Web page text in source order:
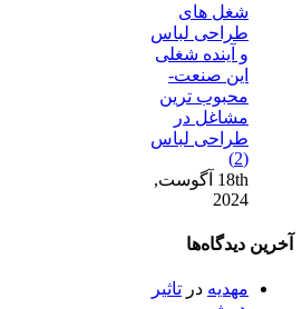
شغل های
طراحی لباس
و آینده شغلی
این صنعت-
محبوب ترین
مشاغل در
طراحی لباس
(2)
18th آگوست,
2024
آخرین دیدگاه‌ها
مهدیه در تاثیر